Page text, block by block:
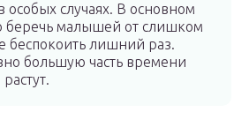
особых случаях. В основном
беречь малышей от слишком
беспокоить лишний раз.
большую часть времени